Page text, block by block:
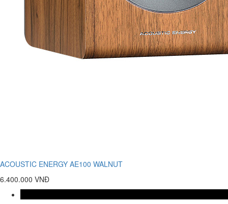
ACOUSTIC ENERGY AE100 WALNUT
6.400.000 VNĐ